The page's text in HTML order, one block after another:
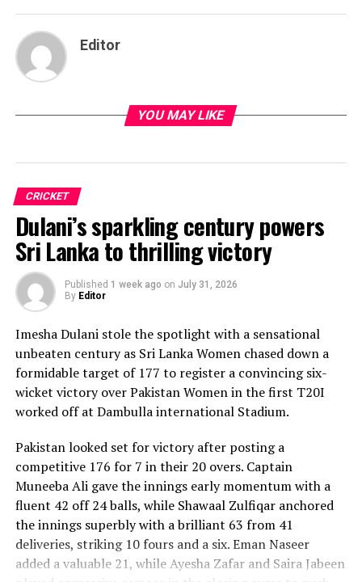
Editor
YOU MAY LIKE
CRICKET
Dulani’s sparkling century powers
Sri Lanka to thrilling victory
Published 1 week ago on July 31, 2026
By Editor
Imesha Dulani stole the spotlight with a sensational
unbeaten century as Sri Lanka Women chased down a
formidable target of 177 to register a convincing six-
wicket victory over Pakistan Women in the first T20I
worked off at Dambulla international Stadium.
Pakistan looked set for victory after posting a
competitive 176 for 7 in their 20 overs. Captain
Muneeba Ali gave the innings early momentum with a
fluent 42 off 24 balls, while Shawaal Zulfiqar anchored
the innings superbly with a brilliant 63 from 41
deliveries, striking 10 fours and a six. Eman Naseer
added a valuable 21, while Ayesha Zafar and Saira Jabeen